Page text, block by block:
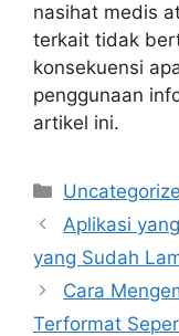
nasihat medis
terkait tidak
konsekuensi
penggunaan
artikel ini.
Categories
Aplikasi
yang Sudah
Cara
Terformat